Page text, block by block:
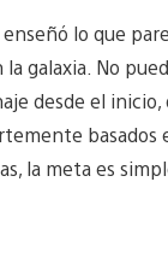
lo que
galaxia. No
desde el
la meta es